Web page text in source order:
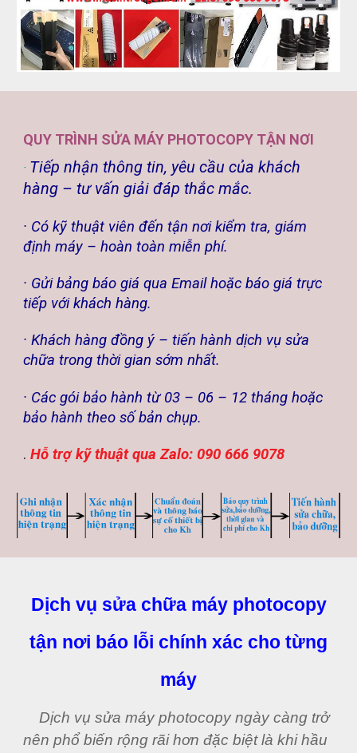
QUY TRÌNH SỬA MÁY PHOTOCOPY TẬN NƠI
· Tiếp nhận thông tin, yêu cầu của khách
hàng – tư vấn giải đáp thắc mắc.
· Có kỹ thuật viên đến tận nơi kiểm tra, giám
định máy – hoàn toàn miễn phí.
· Gửi bảng báo giá qua Email hoặc báo giá trực
tiếp với khách hàng.
· Khách hàng đồng ý – tiến hành dịch vụ sửa
chữa trong thời gian sớm nhất.
· Các gói bảo hành từ 03 – 06 – 12 tháng hoặc
bảo hành theo số bản chụp.
.Hỗ trợ kỹ thuật qua Zalo: 090 666 9078
Dịch vụ sửa chữa máy photocopy
tận nơi báo lỗi chính xác cho từng
máy
Dịch vụ sửa máy photocopy ngày càng trở
nên phổ biến rộng rãi hơn đặc biệt là khi hầu